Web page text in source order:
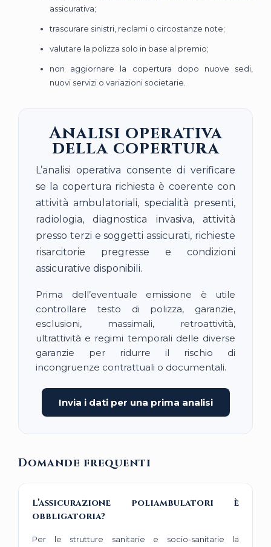
assicurativa;
trascurare sinistri, reclami o circostanze note;
valutare la polizza solo in base al premio;
non aggiornare la copertura dopo nuove sedi,
nuovi servizi o variazioni societarie.
Analisi operativa
della copertura
L’analisi operativa consente di verificare
se la copertura richiesta è coerente con
attività ambulatoriali, specialità presenti,
radiologia, diagnostica invasiva, attività
presso terzi e soggetti assicurati, richieste
risarcitorie pregresse e condizioni
assicurative disponibili.
Prima dell’eventuale emissione è utile
controllare testo di polizza, garanzie,
esclusioni, massimali, retroattività,
ultrattività e regimi temporali delle diverse
garanzie per ridurre il rischio di
incongruenze contrattuali o documentali.
Invia i dati per una prima analisi
Domande frequenti
L’assicurazione poliambulatori è
obbligatoria?
Per le strutture sanitarie e socio-sanitarie la